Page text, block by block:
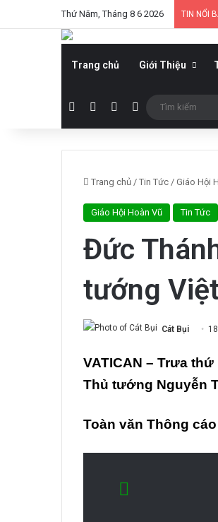
Thứ Năm, Tháng 8 6 2026 TIN NỔI
Trang chủ Giới Thiệu
FacebookYouTubeWordPress
Sidebar
Trang chủ / Tin Tức / Giáo Hội
Giáo Hội Hoàn Vũ Tin Tức
Đức
tướng
Cát Bụi
VATICAN – Trưa
Thủ tướng Nguyễn
Toàn văn Thông